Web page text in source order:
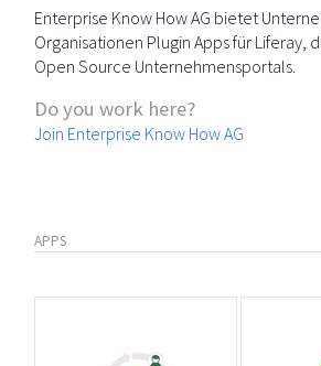
Enterprise Know How AG bietet
Organisationen Plugin Apps für Liferay,
Open Source Unternehmensportals.
Do you work here?
Join Enterprise Know How AG
APPS